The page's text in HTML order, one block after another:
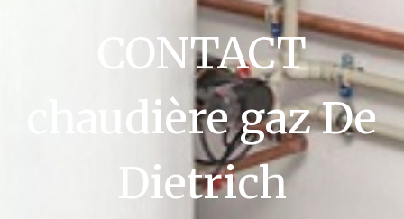
CONTACT
chaudière gaz De
Dietrich